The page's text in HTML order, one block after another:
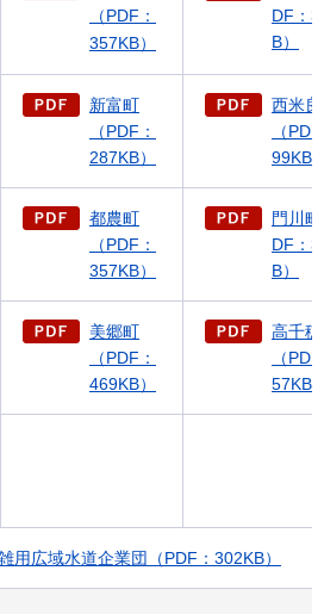
（PDF：
357KB）
DF：
B）
新富町
（PDF：
287KB）
西米
（
99KB
都農町
（PDF：
357KB）
門川
DF：
B）
美郷町
（PDF：
469KB）
高千
（
57KB
用広域水道企業団（PDF：302KB）